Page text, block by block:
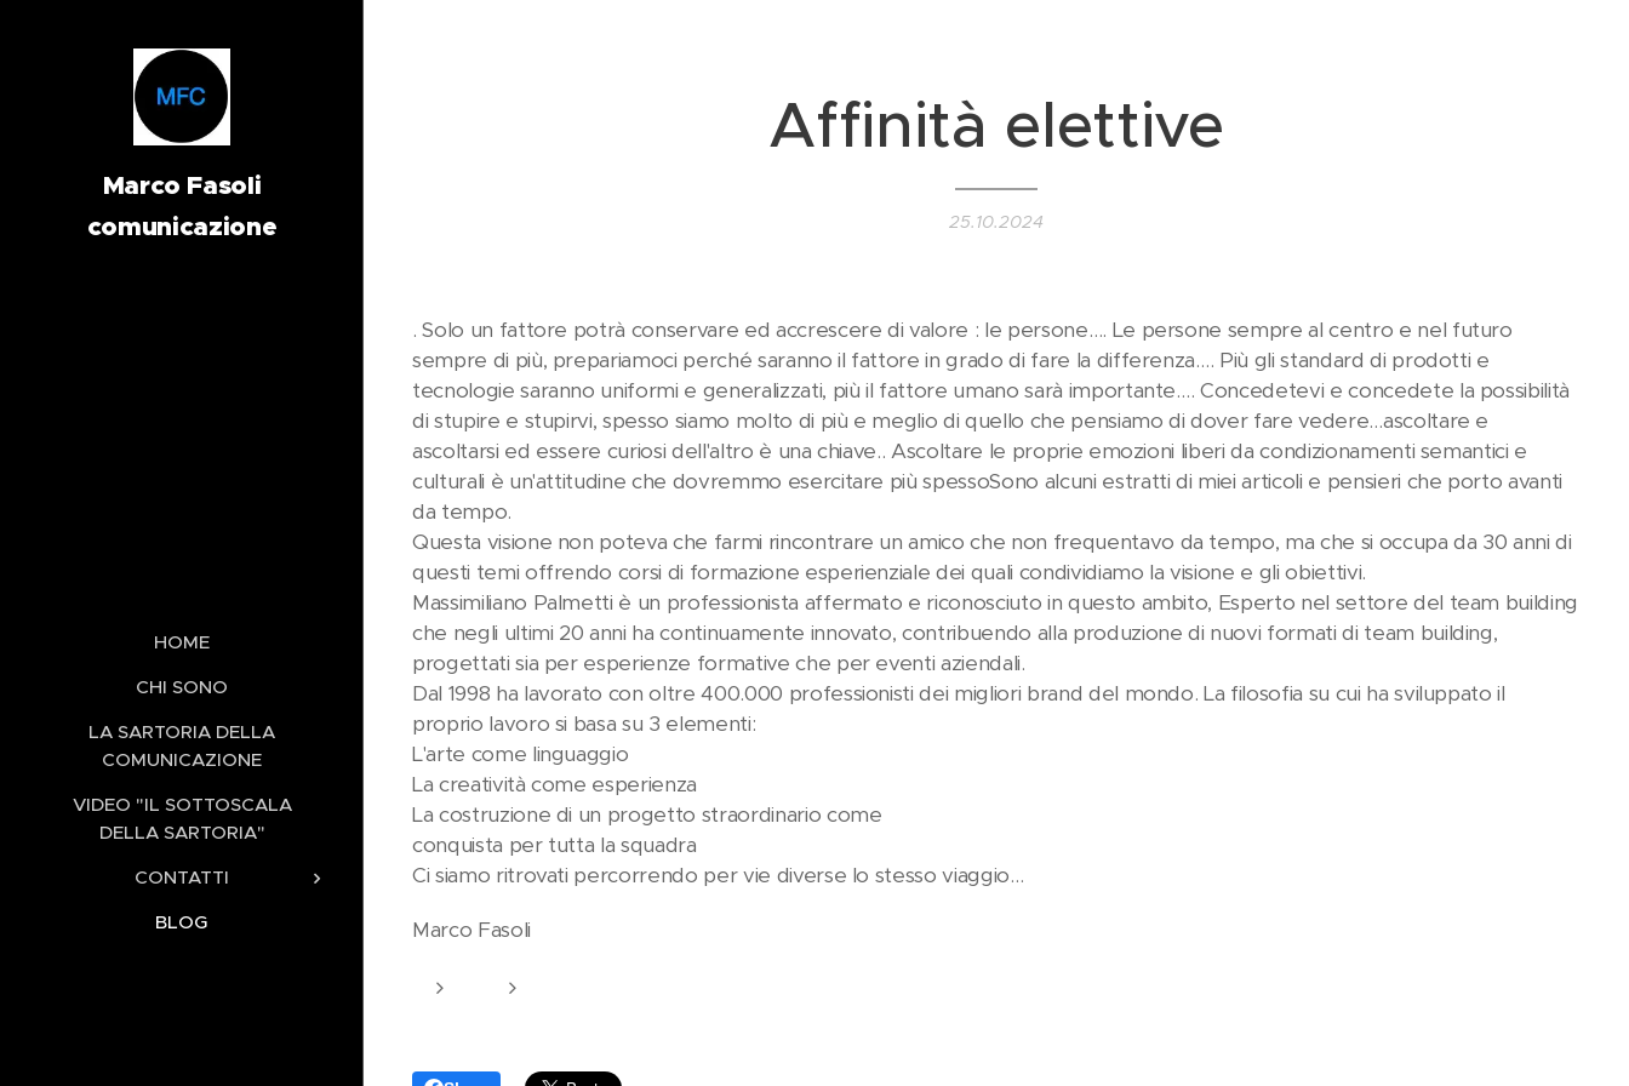
Marco Fasoli
comunicazione
HOME
CHI SONO
LA SARTORIA DELLA
COMUNICAZIONE
VIDEO "IL SOTTOSCALA
DELLA SARTORIA"
CONTATTI
BLOG
Affinità elettive
25.10.2024
. Solo un fattore potrà conservare ed accrescere di valore : le persone…. Le persone sempre al centro e nel futuro
sempre di più, prepariamoci perché saranno il fattore in grado di fare la differenza…. Più gli standard di prodotti e
tecnologie saranno uniformi e generalizzati, più il fattore umano sarà importante…. Concedetevi e concedete la possibilità
di stupire e stupirvi, spesso siamo molto di più e meglio di quello che pensiamo di dover fare vedere…ascoltare e
ascoltarsi ed essere curiosi dell'altro è una chiave.. Ascoltare le proprie emozioni liberi da condizionamenti semantici e
culturali è un'attitudine che dovremmo esercitare più spessoSono alcuni estratti di miei articoli e pensieri che porto avanti
da tempo.
Questa visione non poteva che farmi rincontrare un amico che non frequentavo da tempo, ma che si occupa da 30 anni di
questi temi offrendo corsi di formazione esperienziale dei quali condividiamo la visione e gli obiettivi.
Massimiliano Palmetti è un professionista affermato e riconosciuto in questo ambito, Esperto nel settore del team building
che negli ultimi 20 anni ha continuamente innovato, contribuendo alla produzione di nuovi formati di team building,
progettati sia per esperienze formative che per eventi aziendali.
Dal 1998 ha lavorato con oltre 400.000 professionisti dei migliori brand del mondo. La filosofia su cui ha sviluppato il
proprio lavoro si basa su 3 elementi:
L'arte come linguaggio
La creatività come esperienza
La costruzione di un progetto straordinario come
conquista per tutta la squadra
Ci siamo ritrovati percorrendo per vie diverse lo stesso viaggio…
Marco Fasoli